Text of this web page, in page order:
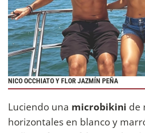
NICO OCCHIATO Y FLOR JAZMÍN PEÑA
Luciendo una microbikini de
horizontales en blanco y